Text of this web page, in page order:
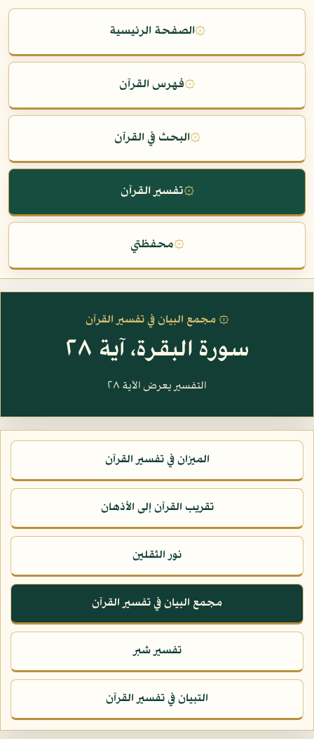
۞الصفحة الرئيسية
۞فهرس القرآن
۞البحث في القرآن
۞تفسير القرآن
۞محفظتي
۞ مجمع البيان في تفسير القرآن
سورة البقرة، آية ٢٨
التفسير يعرض الآية ٢٨
الميزان في تفسير القرآن
تقريب القرآن إلى الأذهان
نور الثقلين
مجمع البيان في تفسير القرآن
تفسير شبر
التبيان في تفسير القرآن